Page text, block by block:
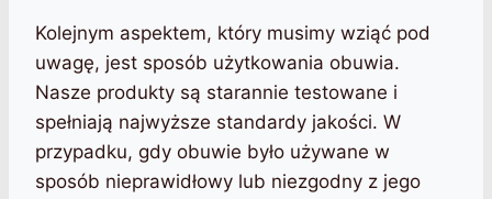
Kolejnym aspektem, który musimy wziąć pod
uwagę, jest sposób użytkowania obuwia.
Nasze produkty są starannie testowane i
spełniają najwyższe standardy jakości. W
przypadku, gdy obuwie było używane w
sposób nieprawidłowy lub niezgodny z jego